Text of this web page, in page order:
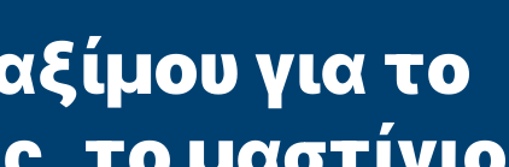
για το